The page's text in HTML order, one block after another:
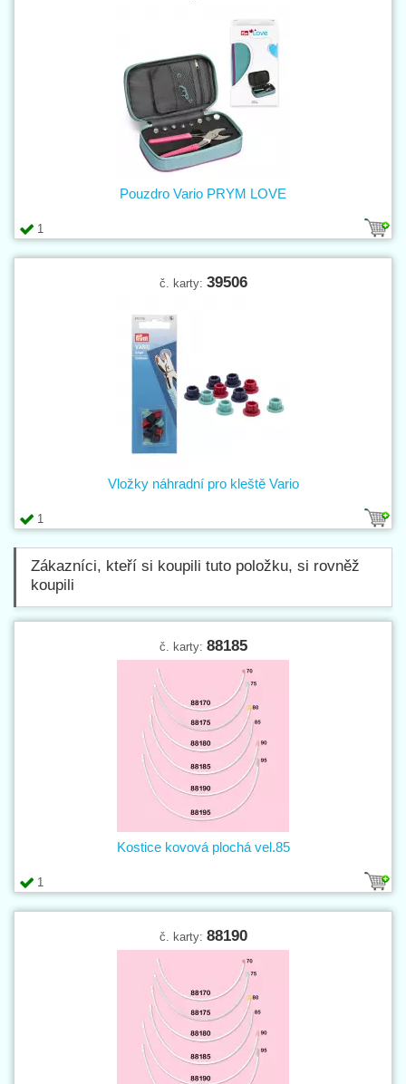
1
Pouzdro Vario PRYM LOVE
č. karty: 39506
1
Vložky náhradní pro kleště Vario
Zákazníci, kteří si koupili tuto položku, si rovněž
koupili
č. karty: 88185
1
Kostice kovová plochá vel.85
č. karty: 88190